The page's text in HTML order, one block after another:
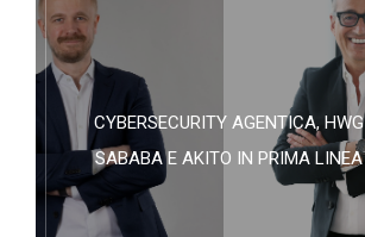
CYBERSECURITY AGENTICA, HWG
SABABA E AKITO IN PRIMA LINEA